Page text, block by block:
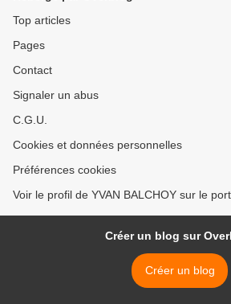
Top articles
Pages
Contact
Signaler un abus
C.G.U.
Cookies et données personnelles
Préférences cookies
Voir le profil de YVAN BALCHOY sur le
Créer un blog sur
Créer un blog